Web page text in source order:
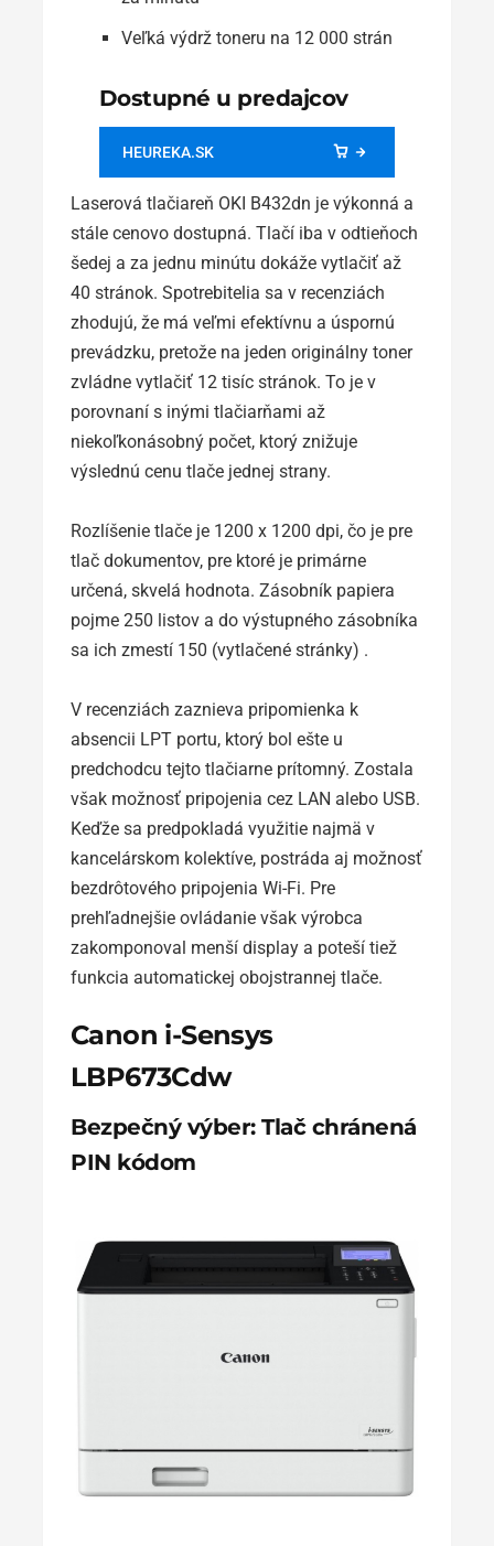
Veľká výdrž toneru na 12 000 strán
Dostupné u predajcov
HEUREKA.SK
Laserová tlačiareň OKI B432dn je výkonná a
stále cenovo dostupná. Tlačí iba v odtieňoch
šedej a za jednu minútu dokáže vytlačiť až
40 stránok. Spotrebitelia sa v recenziách
zhodujú, že má veľmi efektívnu a úspornú
prevádzku, pretože na jeden originálny toner
zvládne vytlačiť 12 tisíc stránok. To je v
porovnaní s inými tlačiarňami až
niekoľkonásobný počet, ktorý znižuje
výslednú cenu tlače jednej strany.
Rozlíšenie tlače je 1200 x 1200 dpi, čo je pre
tlač dokumentov, pre ktoré je primárne
určená, skvelá hodnota. Zásobník papiera
pojme 250 listov a do výstupného zásobníka
sa ich zmestí 150 (vytlačené stránky) .
V recenziách zaznieva pripomienka k
absencii LPT portu, ktorý bol ešte u
predchodcu tejto tlačiarne prítomný. Zostala
však možnosť pripojenia cez LAN alebo USB.
Keďže sa predpokladá využitie najmä v
kancelárskom kolektíve, postráda aj možnosť
bezdrôtového pripojenia Wi-Fi. Pre
prehľadnejšie ovládanie však výrobca
zakomponoval menší display a poteší tiež
funkcia automatickej obojstrannej tlače.
Canon i-Sensys
LBP673Cdw
Bezpečný výber: Tlač chránená
PIN kódom